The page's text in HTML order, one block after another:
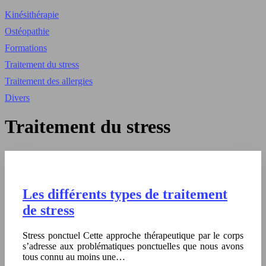
Kinésithérapie
Ostéopathie
Formations
Traitement du stress
Traitement des allergies
Divers
Traitement du stress
Les différents types de traitement
de stress
Stress ponctuel Cette approche thérapeutique par le corps
s’adresse aux problématiques ponctuelles que nous avons
tous connu au moins une…